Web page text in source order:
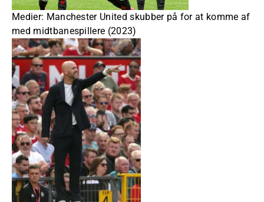
Medier: Manchester United skubber på for at komme af
med midtbanespillere (2023)